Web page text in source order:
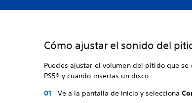
Cómo ajustar el sonido del
Puedes ajustar el volumen del pitido que
PS5® y cuando insertas un disco.
Ve a la pantalla de inicio y selecciona